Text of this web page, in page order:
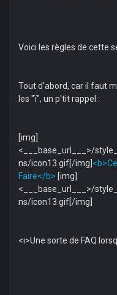
Voici les règles de cette
Tout d'abord, car il faut
les "ï", un p'tit rappel :
[img]
<___base_url___>/
ns/icon13.gif[/img]
Faire</b> [img]
<___base_url___>/
ns/icon13.gif[/img]
<i>Une sorte de FAQ